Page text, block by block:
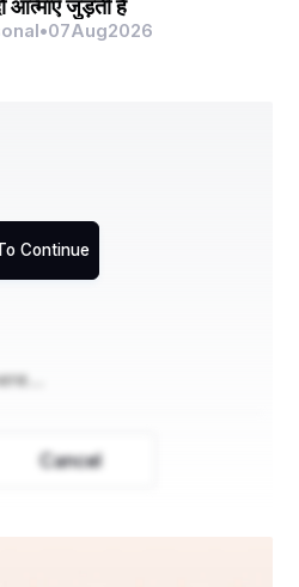
आत्माएँ जुड़ती हैं
•07Aug2026
Continue
Cancel